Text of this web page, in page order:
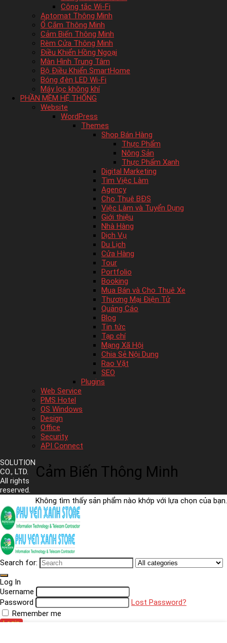
Công tắc Wi-Fi
Aptomat Thông Minh
Ổ Cắm Thông Minh
Cảm Biến Thông Minh
Rèm Cửa Thông Minh
Điều Khiển Hồng Ngoại
Màn Hình Trung Tâm
Bộ Điều Khiển SmartHome
Bóng đèn LED Wi-Fi
Máy lọc không khí
PHẦN MỀM HỆ THỐNG
Website
WordPress
Themes
Shop Bán Hàng
Thực Phẩm
Nông Sản
Thực Phẩm Xanh
Digital Marketing
Tìm Việc Làm
Agency
Cho Thuê BĐS
Việc Làm và Tuyển Dụng
Giới thiệu
Nhà Hàng
Dịch Vụ
Du Lịch
Cửa Hàng
Tour
Portfolio
Booking
Mua Bán và Cho Thuê Xe
Thương Mại Điện Tử
Quảng Cáo
Blog
Tin tức
Tạp chí
Mạng Xã Hội
Chia Sẻ Nội Dung
Rao Vặt
SEO
Plugins
Web Service
PMS Hotel
OS Windows
Design
Office
Security
API Connect
Cảm Biến Thông Minh
Không tìm thấy sản phẩm nào khớp với lựa chọn của bạn.
SOLUTION
CO., LTD.
All rights
reserved.
Search for:
Log In
Username
Password
Lost Password?
Remember me
Login